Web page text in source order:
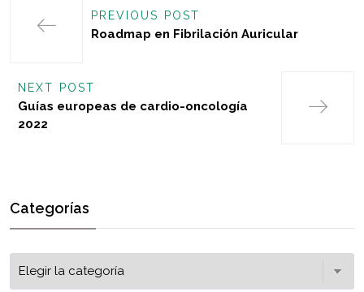
PREVIOUS POST
Roadmap en Fibrilación Auricular
NEXT POST
Guías europeas de cardio-oncología
2022
Categorías